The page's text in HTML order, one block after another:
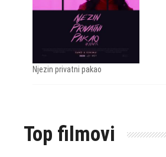
Njezin privatni pakao
Top filmovi